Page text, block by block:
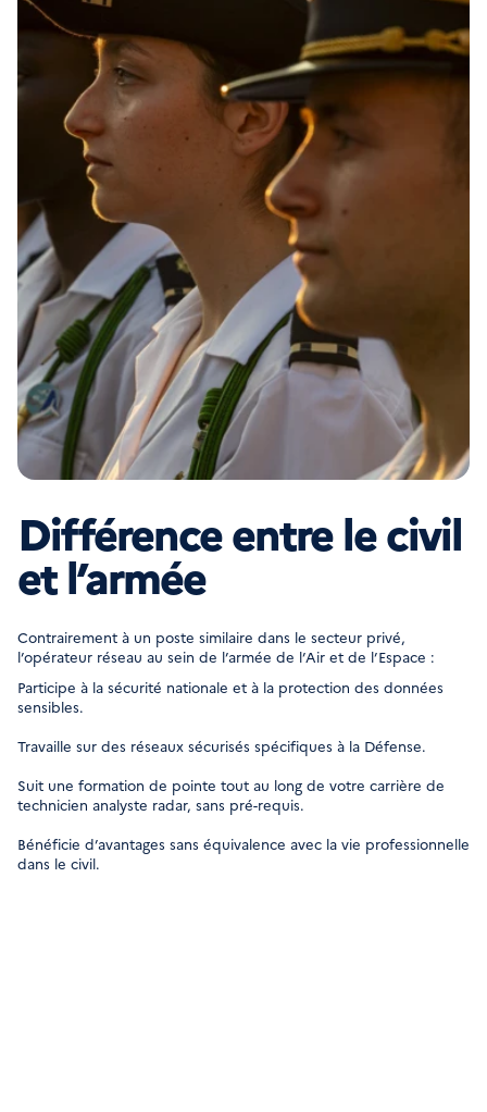
Différence entre le civil
et l’armée
Contrairement à un poste similaire dans le secteur privé,
l’opérateur réseau au sein de l’armée de l’Air et de l’Espace :
Participe à la sécurité nationale et à la protection des données
sensibles.
Travaille sur des réseaux sécurisés spécifiques à la Défense.
Suit une formation de pointe tout au long de votre carrière de
technicien analyste radar, sans pré-requis.
Bénéficie d’avantages sans équivalence avec la vie professionnelle
dans le civil.